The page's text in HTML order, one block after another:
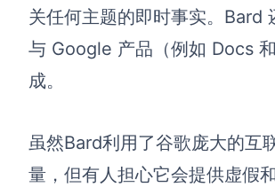
关任何主题的即时事实。Bard
与 Google 产品（例如 Docs
成。
虽然Bard利用了谷歌庞大的互
量，但有人担心它会提供虚假